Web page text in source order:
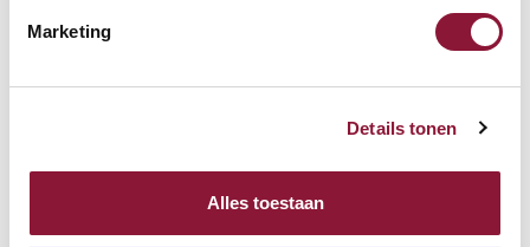
Marketing
Details tonen
Alles toestaan
Auf der Suche nach Stückzahlen? Machen Sie Ihren Arbeitsplatz
komplett und fordern Sie direkt ein individuelles Angebot an.